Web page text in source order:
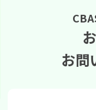
お問